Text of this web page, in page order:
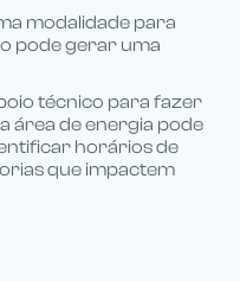
modalidade para
pode gerar uma
técnico para fazer
área de energia pode
horários de
que impactem